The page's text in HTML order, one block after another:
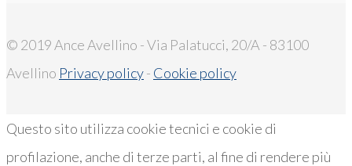
© 2019 Ance Avellino - Via Palatucci, 20/A - 83100
Avellino Privacy policy- Cookie policy
Questo sito utilizza cookie tecnici e cookie di
profilazione, anche di terze parti, al fine di rendere più